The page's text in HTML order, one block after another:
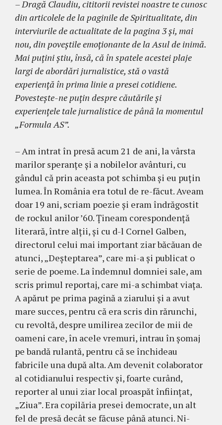
– Dragă Claudiu, cititorii revistei noastre te cu­nosc
din articolele de la paginile de Spiritualitate, din
interviurile de actualitate de la pagina 3 şi, mai
nou, din poveştile emoţionante de la Asul de inimă.
Mai puţini ştiu, însă, că în spatele acestei plaje
largi de abordări jurnalistice, stă o vastă
experienţă în prima linie a presei cotidiene.
Povesteşte-ne puţin despre căutările şi
experienţele tale jurnalistice de până la momentul
„Formula AS”.
– Am intrat în presă acum 21 de ani, la vârsta
ma­rilor speranţe şi a nobilelor avânturi, cu
gândul că prin aceasta pot schimba şi eu puţin
lumea. În România era totul de re-făcut. Aveam
doar 19 ani, scriam poezie şi eram îndrăgostit
de rockul anilor ’60. Ţineam cores­pondenţă
literară, între alţii, şi cu d-l Cornel Galben,
directorul celui mai important ziar băcăuan de
atunci, „Deştep­tarea”, care mi-a şi publicat o
serie de poeme. La îndemnul domniei sale, am
scris primul reportaj, care mi-a schimbat via­ţa.
A apărut pe prima pagină a ziarului şi a avut
mare succes, pentru că era scris din ră­runchi,
cu revoltă, despre umilirea zecilor de mii de
oameni care, în acele vremuri, intrau în şomaj
pe bandă rulantă, pentru că se închi­deau
fabricile una după alta. Am devenit colaborator
al cotidianului respectiv şi, foarte curând,
repor­ter al unui ziar local proaspăt în­fiinţat,
„Ziua”. Era copilăria presei democrate, un alt
fel de presă de­cât se fă­cuse până atunci. Ni­